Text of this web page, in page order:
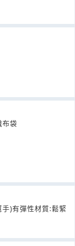
布袋
)有彈性材質:鬆緊